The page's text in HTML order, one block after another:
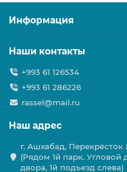
Информация
Наши контакты
+993 61 126534
+993 61 286226
rassel@mail.ru
Наш адрес
г. Ашхабад, Перекрёсток
(Рядом 1й парк. Угловой
двора, 1й подъезд слева)